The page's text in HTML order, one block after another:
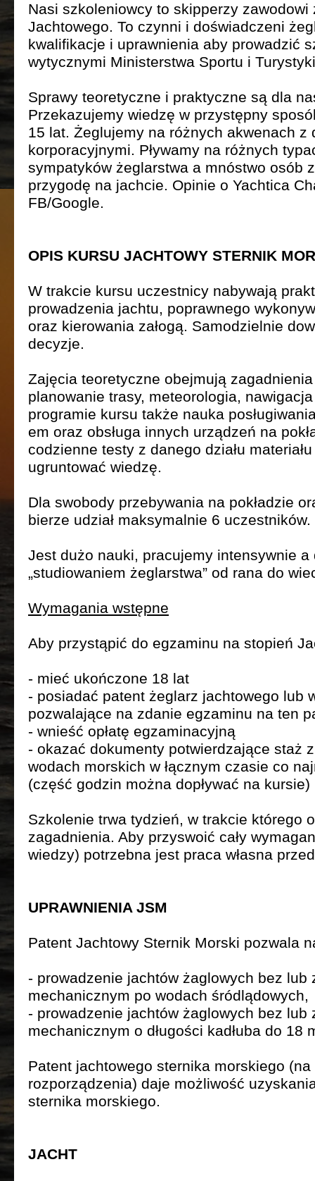
Nasi szkoleniowcy to skipperzy
Jachtowego. To czynni i doświadczeni
kwalifikacje i uprawnienia aby prowadzić
wytycznymi Ministerstwa Sportu i
Sprawy teoretyczne i praktyczne są dla
Przekazujemy wiedzę w przystępny
15 lat. Żeglujemy na różnych akwenach z
korporacyjnymi. Pływamy na różnych
sympatyków żeglarstwa a mnóstwo osób
przygodę na jachcie. Opinie o Yachtica
FB/Google.
OPIS KURSU JACHTOWY STERNIK
W trakcie kursu uczestnicy nabywają
prowadzenia jachtu, poprawnego
oraz kierowania załogą. Samodzielnie
decyzje.
Zajęcia teoretyczne obejmują
planowanie trasy, meteorologia,
programie kursu także nauka
em oraz obsługa innych urządzeń na
codzienne testy z danego działu
ugruntować wiedzę.
Dla swobody przebywania na pokładzie
bierze udział maksymalnie 6 uczestników.
Jest dużo nauki, pracujemy intensywnie a
„studiowaniem żeglarstwa” od rana do
Wymagania wstępne
Aby przystąpić do egzaminu na stopień
- mieć ukończone 18 lat
- posiadać patent żeglarz jachtowego lub
pozwalające na zdanie egzaminu na ten
- wnieść opłatę egzaminacyjną
- okazać dokumenty potwierdzające staż
wodach morskich w łącznym czasie co
(część godzin można dopływać na kursie)
Szkolenie trwa tydzień, w trakcie którego
zagadnienia. Aby przyswoić cały
wiedzy) potrzebna jest praca własna
UPRAWNIENIA JSM
Patent Jachtowy Sternik Morski pozwala
- prowadzenie jachtów żaglowych bez
mechanicznym po wodach śródlądowych,
- prowadzenie jachtów żaglowych bez
mechanicznym o długości kadłuba do 18
Patent jachtowego sternika morskiego
rozporządzenia) daje możliwość
sternika morskiego.
JACHT